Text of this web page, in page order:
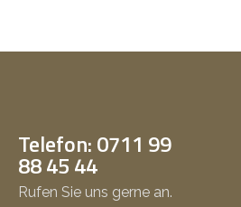
Telefon: 0711 99
88 45 44
Rufen Sie uns gerne an.